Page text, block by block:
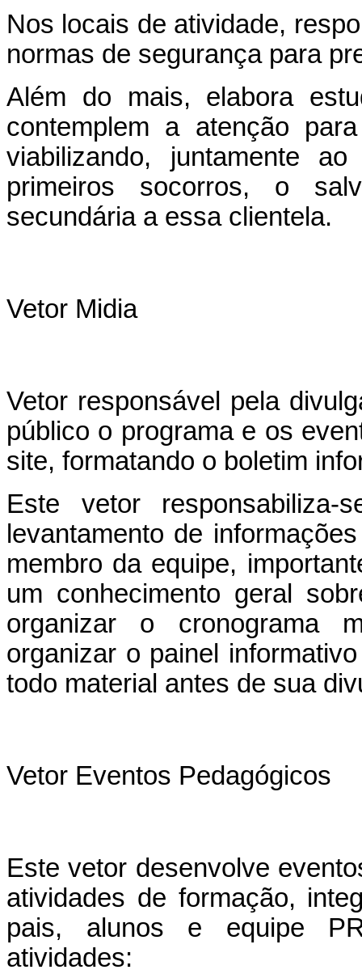
Nos locais de atividade,
normas de segurança para
Além do mais, elabora
contemplem a atenção
viabilizando, juntamente
primeiros socorros, o
secundária a essa clientela.
Vetor Midia
Vetor responsável pela
público o programa e os
site, formatando o boletim
Este vetor
levantamento de
membro da equipe,
um conhecimento geral
organizar o cronograma
organizar o painel
todo material antes de sua
Vetor Eventos Pedagógicos
Este vetor desenvolve
atividades de formação,
pais, alunos e equipe
atividades: